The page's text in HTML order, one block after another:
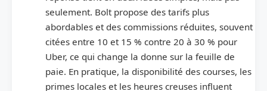
seulement. Bolt propose des tarifs plus
abordables et des commissions réduites, souvent
citées entre 10 et 15 % contre 20 à 30 % pour
Uber, ce qui change la donne sur la feuille de
paie. En pratique, la disponibilité des courses, les
primes locales et les heures creuses influent